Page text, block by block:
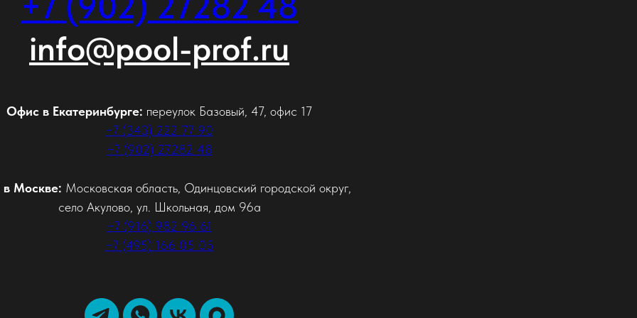
info@pool-prof.ru
Офис в Екатеринбурге: переулок Базовый, 47, офис 17
+7 (343) 222 77 90
+7 (902) 27282 48
Москве: Московская область, Одинцовский городской округ,
село Акулово, ул. Школьная, дом 96а
+7 (916) 982 96 61
+7 (495) 166 05 05